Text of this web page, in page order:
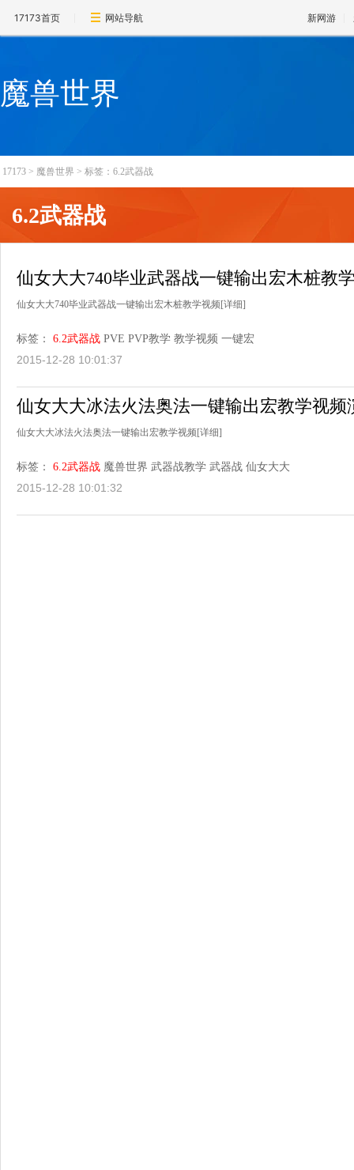
17173首页 网站导航 新网游
魔兽世界
17173 > 魔兽世界 > 标签：6.2武器战
6.2武器战
仙女大大740毕业武器战一键输出宏木桩教
仙女大大740毕业武器战一键输出宏木桩教学视频[详细]
标签： 6.2武器战 PVE PVP教学 教学视频 一键宏
2015-12-28 10:01:37
仙女大大冰法火法奥法一键输出宏教学视频
仙女大大冰法火法奥法一键输出宏教学视频[详细]
标签： 6.2武器战 魔兽世界 武器战教学 武器战 仙女大大
2015-12-28 10:01:32